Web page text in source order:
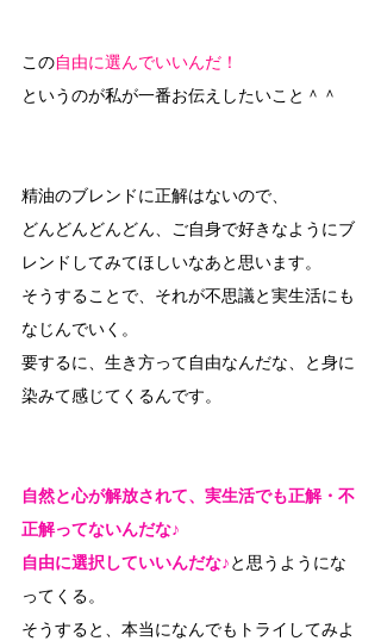
この自由に選んでいいんだ！
というのが私が一番お伝えしたいこと＾＾
精油のブレンドに正解はないので、
どんどんどんどん、ご自身で好きなようにブ
レンドしてみてほしいなあと思います。
そうすることで、それが不思議と実生活にも
なじんでいく。
要するに、生き方って自由なんだな、と身に
染みて感じてくるんです。
自然と心が解放されて、実生活でも正解・不
正解ってないんだな♪
自由に選択していいんだな♪と思うようにな
ってくる。
そうすると、本当になんでもトライしてみよ